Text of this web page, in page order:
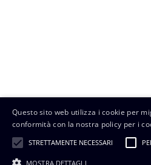
Questo sito web utilizza i cookie per
conformità con la nostra policy per i
STRETTAMENTE NECESSARI
MOSTRA DETTAGLI